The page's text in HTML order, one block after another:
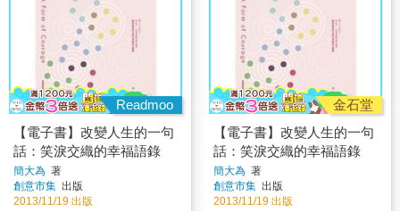
Readmoo
【電子書】改變人生的一句
話：笑淚交織的幸福語錄
簡大為 著
創意市集 出版
2013/11/19 出版
金石堂
【電子書】改變人生的一句
話：笑淚交織的幸福語錄
簡大為 著
創意市集 出版
2013/11/19 出版